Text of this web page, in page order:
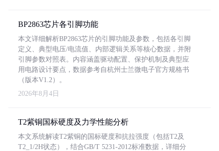
BP2863芯片各引脚功能
本文详细解析BP2863芯片的引脚功能及参数，包括各引脚
定义、典型电压/电流值、内部逻辑关系等核心数据，并附
引脚参数对照表。内容涵盖驱动配置、保护机制及典型应
用电路设计要点，数据参考自杭州士兰微电子官方规格书
（版本V1.2）。
2026年8月4日
T2紫铜国标硬度及力学性能分析
本文系统解读T2紫铜的国标硬度和抗拉强度（包括T2及
T2_1/2H状态），结合GB/T 5231-2012标准数据，详细分